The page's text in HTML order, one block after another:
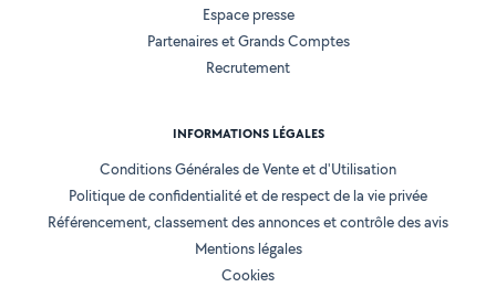
Espace presse
Partenaires et Grands Comptes
Recrutement
INFORMATIONS LÉGALES
Conditions Générales de Vente et d'Utilisation
Politique de confidentialité et de respect de la vie privée
Référencement, classement des annonces et contrôle des avis
Mentions légales
Cookies